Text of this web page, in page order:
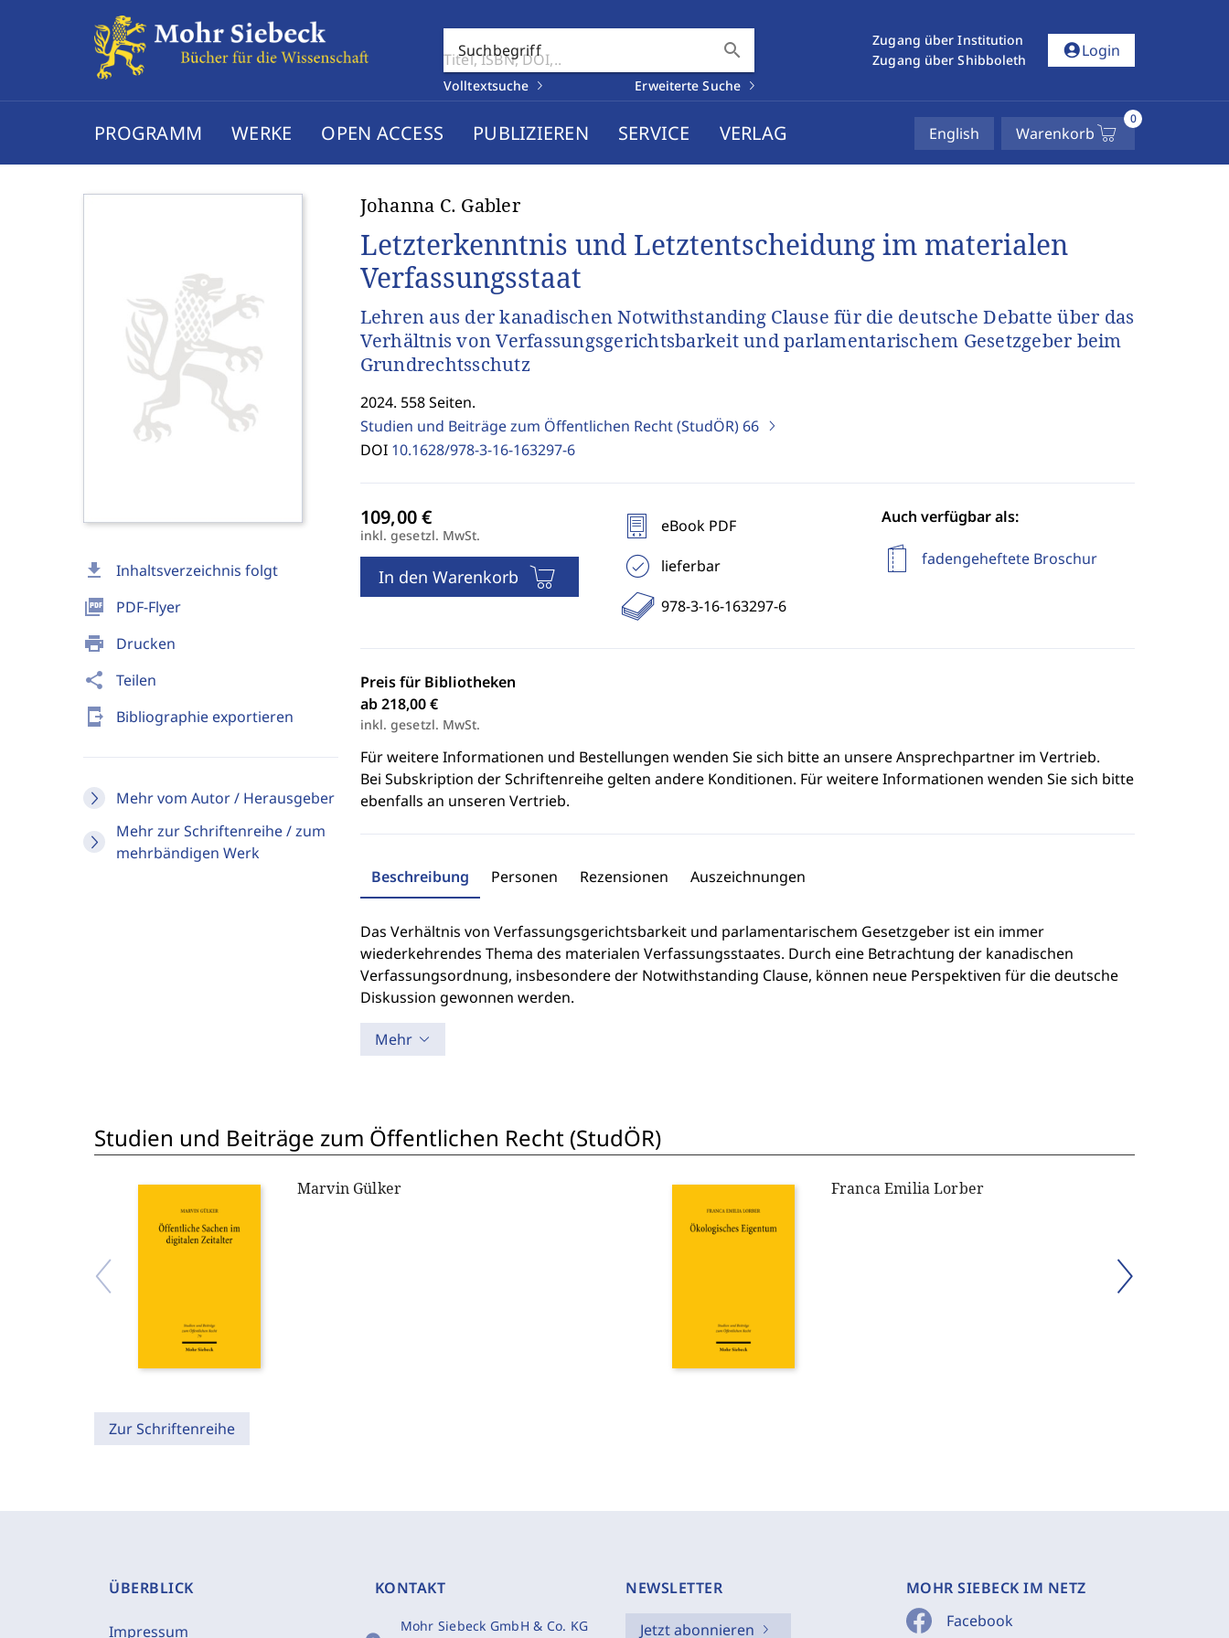
Suchbegriff search
Volltextsuche Erweiterte Suche
Zugang über Institution
Zugang über Shibboleth
account_circleLogin
PROGRAMM WERKE OPEN ACCESS PUBLIZIEREN SERVICE VERLAG English Warenkorb
0
download Inhaltsverzeichnis folgt
picture_as_pdf PDF-Flyer
print Drucken
share Teilen
send_to_mobile Bibliographie exportieren
Mehr vom Autor / Herausgeber
Mehr zur Schriftenreihe / zum
mehrbändigen Werk
Johanna C. Gabler
Letzterkenntnis und Letztentscheidung im materialen
Verfassungsstaat
Lehren aus der kanadischen Notwithstanding Clause für die deutsche Debatte über das
Verhältnis von Verfassungsgerichtsbarkeit und parlamentarischem Gesetzgeber beim
Grundrechtsschutz
2024. 558 Seiten.
Studien und Beiträge zum Öffentlichen Recht (StudÖR) 66
DOI 10.1628/978-3-16-163297-6
inkl. gesetzl. MwSt.
In den Warenkorb
eBook PDF
lieferbar
978-3-16-163297-6
Auch verfügbar als:
fadengeheftete Broschur
Preis für Bibliotheken
ab 218,00 €
inkl. gesetzl. MwSt.
Für weitere Informationen und Bestellungen wenden Sie sich bitte an unsere Ansprechpartner im Vertrieb.
Bei Subskription der Schriftenreihe gelten andere Konditionen. Für weitere Informationen wenden Sie sich bitte
ebenfalls an unseren Vertrieb.
Beschreibung Personen Rezensionen Auszeichnungen
Das Verhältnis von Verfassungsgerichtsbarkeit und parlamentarischem Gesetzgeber ist ein immer
wiederkehrendes Thema des materialen Verfassungsstaates. Durch eine Betrachtung der kanadischen
Verfassungsordnung, insbesondere der Notwithstanding Clause, können neue Perspektiven für die deutsche
Diskussion gewonnen werden.
Mehr
Studien und Beiträge zum Öffentlichen Recht (StudÖR)
Marvin Gülker Franca Emilia Lorber
Zur Schriftenreihe
ÜBERBLICK
Impressum
KONTAKT
Mohr Siebeck GmbH & Co. KG
NEWSLETTER
Jetzt abonnieren
MOHR SIEBECK IM NETZ
Facebook